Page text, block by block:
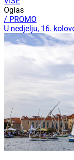
Oglas
/ PROMO
U nedjelju, 16.